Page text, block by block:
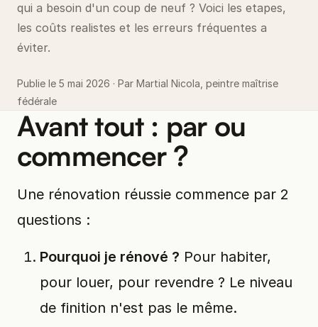
qui a besoin d'un coup de neuf ? Voici les etapes,
les coûts realistes et les erreurs fréquentes a
éviter.
Publie le 5 mai 2026 · Par Martial Nicola, peintre maîtrise
fédérale
Avant tout : par ou
commencer ?
Une rénovation réussie commence par 2
questions :
Pourquoi je rénové ? Pour habiter,
pour louer, pour revendre ? Le niveau
de finition n'est pas le même.